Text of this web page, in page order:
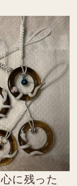
に残った